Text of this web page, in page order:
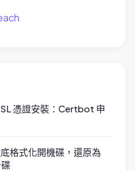
憑證安裝：Certbot 申
格式化開機碟，還原為